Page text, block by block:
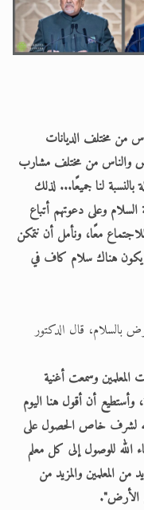
من مختلف الديانات
والناس من مختلف مشارب
لنا جميعًا... لذلك
السلام وعلى دعوتهم أتباع
معًا، ونأمل أن نتمكن
يكون هناك سلام كاف في
بالسلام، قال الدكتور
المعلمين وسمعت أغنية
وأستطيع أن أقول هنا اليوم
لشرف خاص الحصول على
للوصول إلى كل معلم
المعلمين والمزيد من
الأرض".